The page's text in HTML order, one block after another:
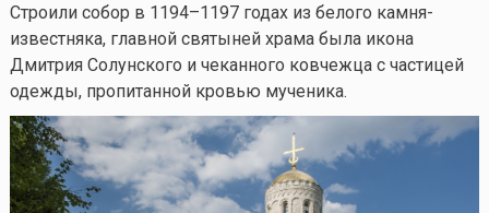
Строили собор в 1194–1197 годах из белого камня-
известняка, главной святыней храма была икона
Дмитрия Солунского и чеканного ковчежца с частицей
одежды, пропитанной кровью мученика.